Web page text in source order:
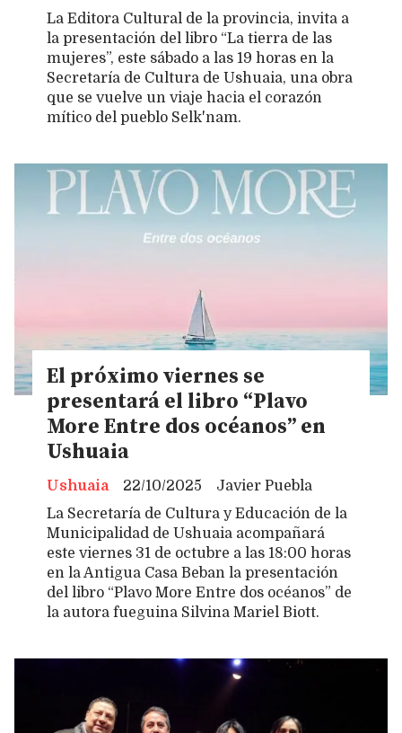
La Editora Cultural de la provincia, invita a
la presentación del libro “La tierra de las
mujeres”, este sábado a las 19 horas en la
Secretaría de Cultura de Ushuaia, una obra
que se vuelve un viaje hacia el corazón
mítico del pueblo Selk'nam.
El próximo viernes se
presentará el libro “Plavo
More Entre dos océanos” en
Ushuaia
Javier Puebla
Ushuaia
22/10/2025
La Secretaría de Cultura y Educación de la
Municipalidad de Ushuaia acompañará
este viernes 31 de octubre a las 18:00 horas
en la Antigua Casa Beban la presentación
del libro “Plavo More Entre dos océanos” de
la autora fueguina Silvina Mariel Biott.